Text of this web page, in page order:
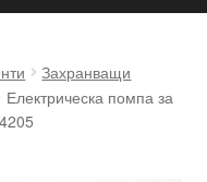
Захранващи
Електрическа помпа за